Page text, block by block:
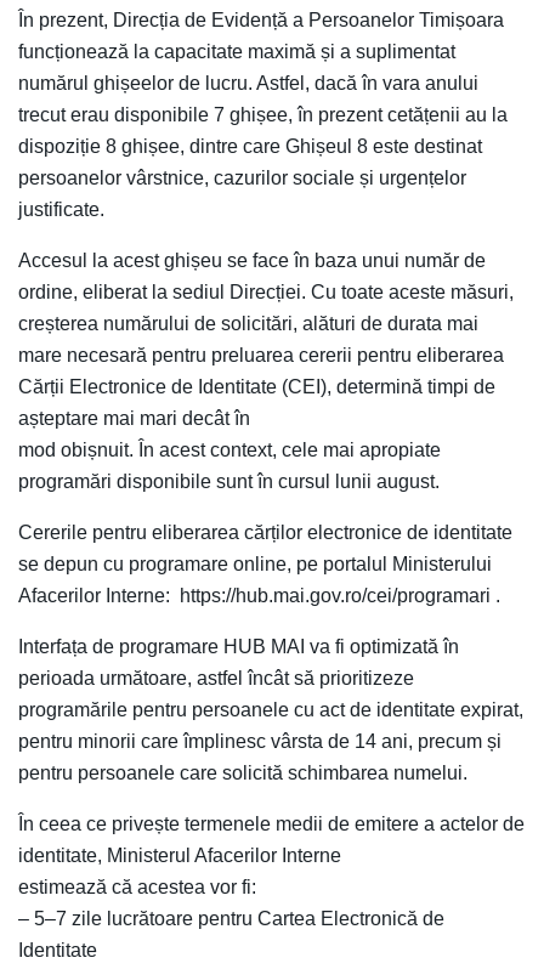
În prezent, Direcția de Evidență a Persoanelor Timișoara
funcționează la capacitate maximă și a suplimentat
numărul ghișeelor de lucru. Astfel, dacă în vara anului
trecut erau disponibile 7 ghișee, în prezent cetățenii au la
dispoziție 8 ghișee, dintre care Ghișeul 8 este destinat
persoanelor vârstnice, cazurilor sociale și urgențelor
justificate.
Accesul la acest ghișeu se face în baza unui număr de
ordine, eliberat la sediul Direcției. Cu toate aceste măsuri,
creșterea numărului de solicitări, alături de durata mai
mare necesară pentru preluarea cererii pentru eliberarea
Cărții Electronice de Identitate (CEI), determină timpi de
așteptare mai mari decât în
mod obișnuit. În acest context, cele mai apropiate
programări disponibile sunt în cursul lunii august.
Cererile pentru eliberarea cărților electronice de identitate
se depun cu programare online, pe portalul Ministerului
Afacerilor Interne: https://hub.mai.gov.ro/cei/programari .
Interfața de programare HUB MAI va fi optimizată în
perioada următoare, astfel încât să prioritizeze
programările pentru persoanele cu act de identitate expirat,
pentru minorii care împlinesc vârsta de 14 ani, precum și
pentru persoanele care solicită schimbarea numelui.
În ceea ce privește termenele medii de emitere a actelor de
identitate, Ministerul Afacerilor Interne
estimează că acestea vor fi:
– 5–7 zile lucrătoare pentru Cartea Electronică de
Identitate